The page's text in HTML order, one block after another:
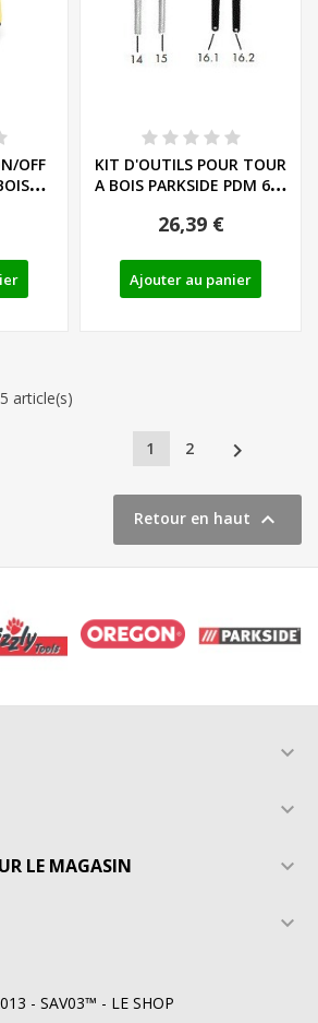
OFF
KIT D'OUTILS POUR TOUR
A BOIS PARKSIDE PDM 600
26,39 €
Ajouter au panier
article(s)
1 2 
Retour en haut 


LE MAGASIN 

- SAV03™ - LE SHOP